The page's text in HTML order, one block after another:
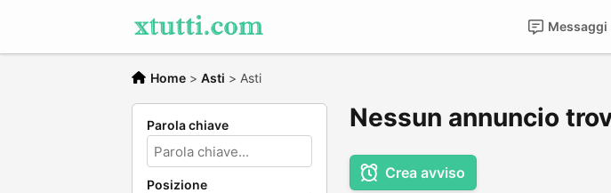
Messaggi
Home > Asti > Asti
Parola chiave
Posizione
Nessun annuncio
Crea avviso